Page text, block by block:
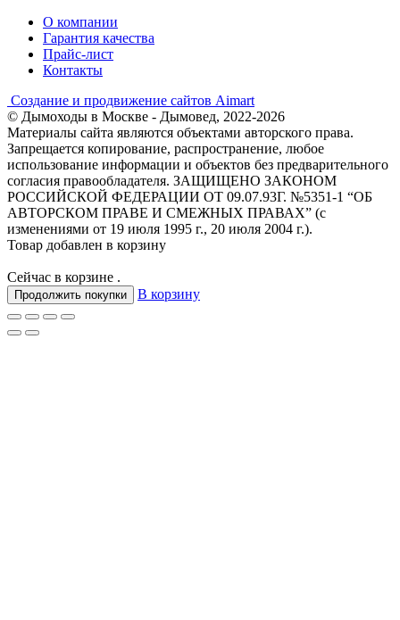
О компании
Гарантия качества
Прайс-лист
Контакты
Создание и продвижение сайтов Aimart
© Дымоходы в Москве - Дымовед, 2022-2026
Материалы сайта являются объектами авторского права.
Запрещается копирование, распространение, любое
использование информации и объектов без предварительного
согласия правообладателя. ЗАЩИЩЕНО ЗАКОНОМ
РОССИЙСКОЙ ФЕДЕРАЦИИ ОТ 09.07.93Г. №5351-1 “ОБ
АВТОРСКОМ ПРАВЕ И СМЕЖНЫХ ПРАВАХ” (с
изменениями от 19 июля 1995 г., 20 июля 2004 г.).
Товар добавлен в корзину
Сейчас в корзине .
Продолжить покупки В корзину